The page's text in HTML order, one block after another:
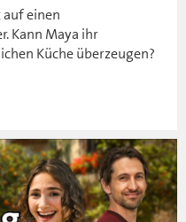
einen
Kann Maya ihr
Küche überzeugen?